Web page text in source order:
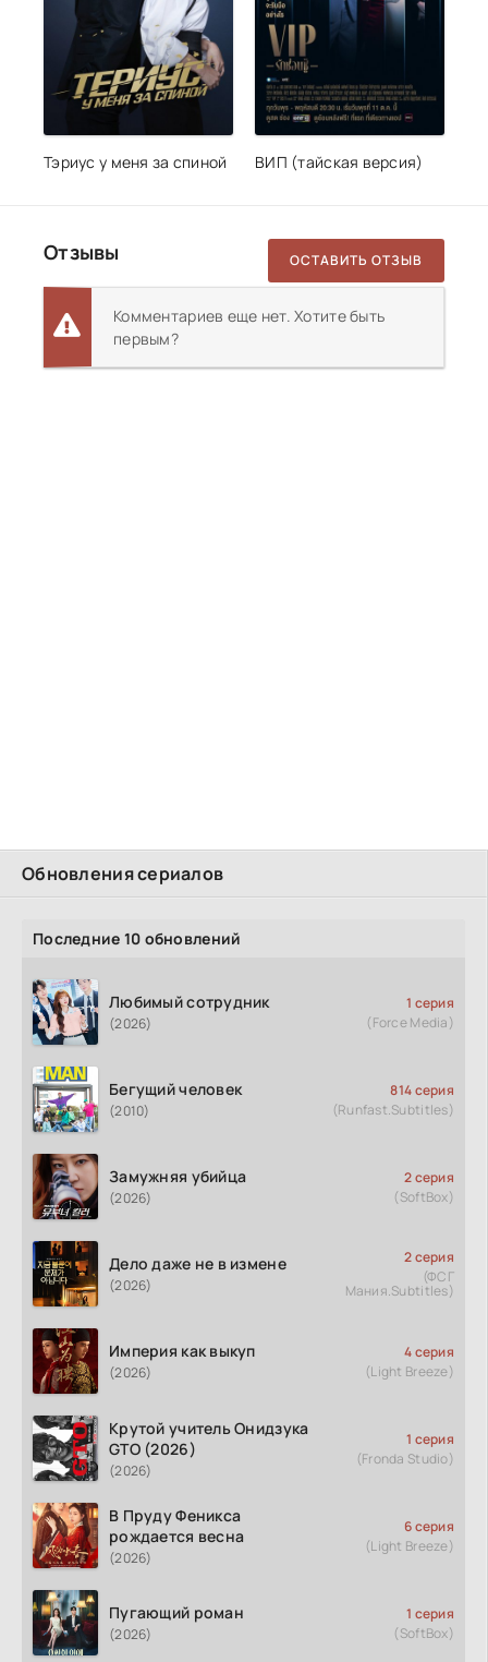
Обновления сериалов
Последние 10 обновлений
Любимый сотрудник
(2026)
1 серия
(Force Media)
Бегущий человек
(2010)
814 серия
(Runfast.Subtitles)
Замужняя убийца
(2026)
2 серия
(SoftBox)
Дело даже не в измене
(2026)
2 серия
(ФСГ
Мания.Subtitles)
Империя как выкуп
(2026)
4 серия
(Light Breeze)
Крутой учитель Онидзука
GTO (2026)
(2026)
1 серия
(Fronda Studio)
В Пруду Феникса
рождается весна
(2026)
6 серия
(Light Breeze)
Пугающий роман
(2026)
1 серия
(SoftBox)
Тэриус у меня за спиной ВИП (тайская версия)
Отзывы ОСТАВИТЬ ОТЗЫВ
Комментариев еще нет. Хотите быть
первым?